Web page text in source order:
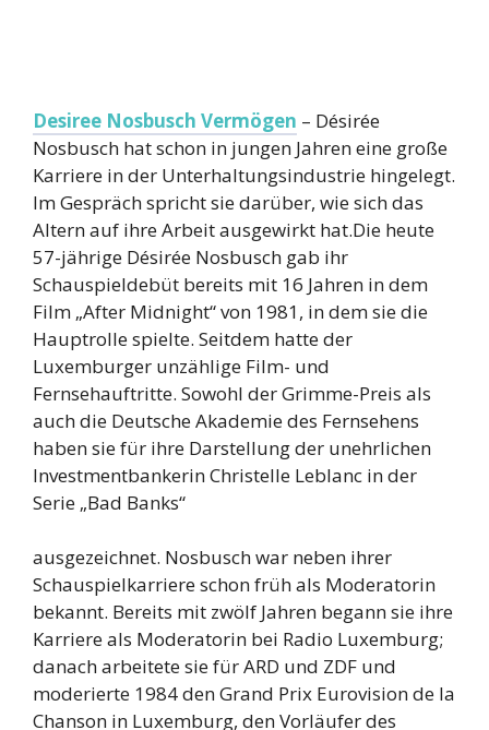
Desiree Nosbusch Vermögen – Désirée
Nosbusch hat schon in jungen Jahren eine große
Karriere in der Unterhaltungsindustrie hingelegt.
Im Gespräch spricht sie darüber, wie sich das
Altern auf ihre Arbeit ausgewirkt hat.Die heute
57-jährige Désirée Nosbusch gab ihr
Schauspieldebüt bereits mit 16 Jahren in dem
Film „After Midnight“ von 1981, in dem sie die
Hauptrolle spielte. Seitdem hatte der
Luxemburger unzählige Film- und
Fernsehauftritte. Sowohl der Grimme-Preis als
auch die Deutsche Akademie des Fernsehens
haben sie für ihre Darstellung der unehrlichen
Investmentbankerin Christelle Leblanc in der
Serie „Bad Banks“
ausgezeichnet. Nosbusch war neben ihrer
Schauspielkarriere schon früh als Moderatorin
bekannt. Bereits mit zwölf Jahren begann sie ihre
Karriere als Moderatorin bei Radio Luxemburg;
danach arbeitete sie für ARD und ZDF und
moderierte 1984 den Grand Prix Eurovision de la
Chanson in Luxemburg, den Vorläufer des